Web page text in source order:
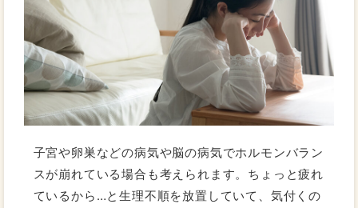
子宮や卵巣などの病気や脳の病気でホルモンバラン
スが崩れている場合も考えられます。ちょっと疲れ
ているから…と生理不順を放置していて、気付くの